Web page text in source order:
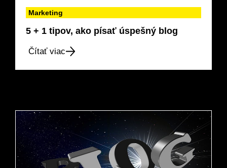
Marketing
5 + 1 tipov, ako písať úspešný blog
Čítať viac